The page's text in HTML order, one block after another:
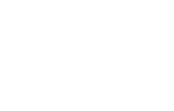
товара 17116. Выгодная цена и